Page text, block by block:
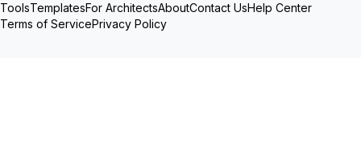
ToolsTemplatesFor ArchitectsAboutContact UsHelp Center
Terms of ServicePrivacy Policy